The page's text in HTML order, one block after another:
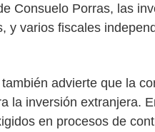
Consuelo Porras, las
y varios fiscales
advierte que la
la inversión extranjera.
en procesos de